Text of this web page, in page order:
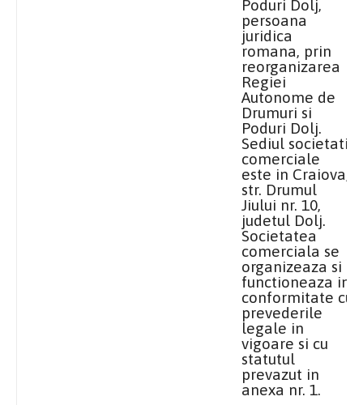
Poduri Dolj,
persoana
juridica
romana, prin
reorganizarea
Regiei
Autonome de
Drumuri si
Poduri Dolj.
Sediul societatii
comerciale
este in Craiova
str. Drumul
Jiului nr. 10,
judetul Dolj.
Societatea
comerciala se
organizeaza si
functioneaza in
conformitate cu
prevederile
legale in
vigoare si cu
statutul
prevazut in
anexa nr. 1.